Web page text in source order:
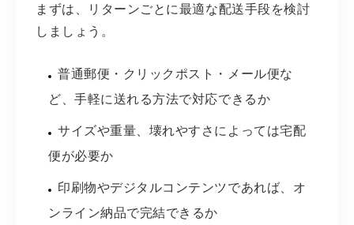
まずは、リターンごとに最適な配送手段を検討
しましょう。
普通郵便・クリックポスト・メール便な
ど、手軽に送れる方法で対応できるか
サイズや重量、壊れやすさによっては宅配
便が必要か
印刷物やデジタルコンテンツであれば、オ
ンライン納品で完結できるか